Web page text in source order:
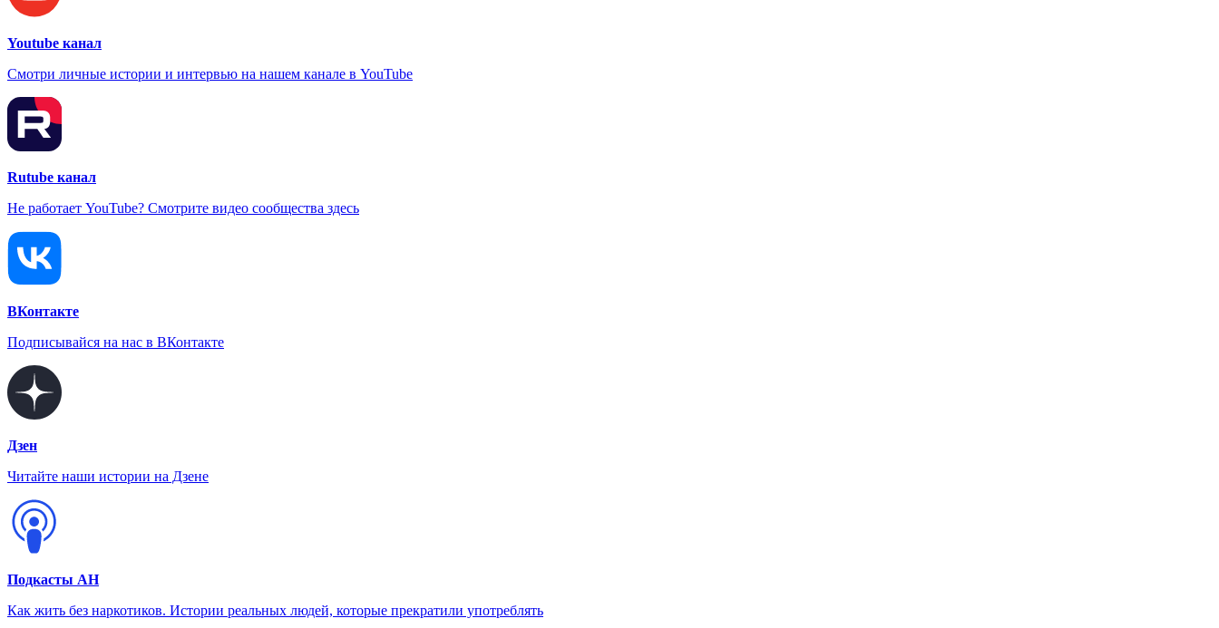
Youtube канал
Смотри личные истории и интервью на нашем канале в YouTube
Rutube канал
Не работает YouTube? Смотрите видео сообщества здесь
ВКонтакте
Подписывайся на нас в ВКонтакте
Дзен
Читайте наши истории на Дзене
Подкасты АН
Как жить без наркотиков. Истории реальных людей, которые прекратили употреблять